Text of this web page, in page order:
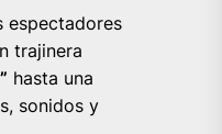
espectadores
trajinera
hasta una
sonidos y